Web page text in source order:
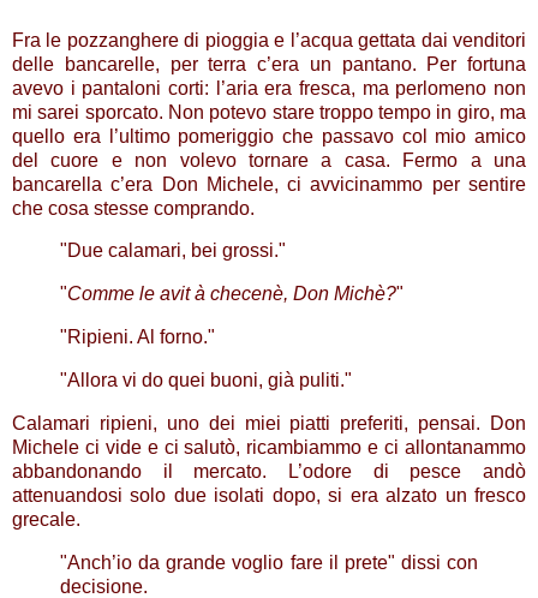
Fra le pozzanghere di pioggia e l’acqua gettata dai venditori
delle bancarelle, per terra c’era un pantano. Per fortuna
avevo i pantaloni corti: l’aria era fresca, ma perlomeno non
mi sarei sporcato. Non potevo stare troppo tempo in giro, ma
quello era l’ultimo pomeriggio che passavo col mio amico
del cuore e non volevo tornare a casa. Fermo a una
bancarella c’era Don Michele, ci avvicinammo per sentire
che cosa stesse comprando.
"Due calamari, bei grossi."
"Comme le avit à checenè, Don Michè?"
"Ripieni. Al forno."
"Allora vi do quei buoni, già puliti."
Calamari ripieni, uno dei miei piatti preferiti, pensai. Don
Michele ci vide e ci salutò, ricambiammo e ci allontanammo
abbandonando il mercato. L’odore di pesce andò
attenuandosi solo due isolati dopo, si era alzato un fresco
grecale.
"Anch’io da grande voglio fare il prete" dissi con
decisione.